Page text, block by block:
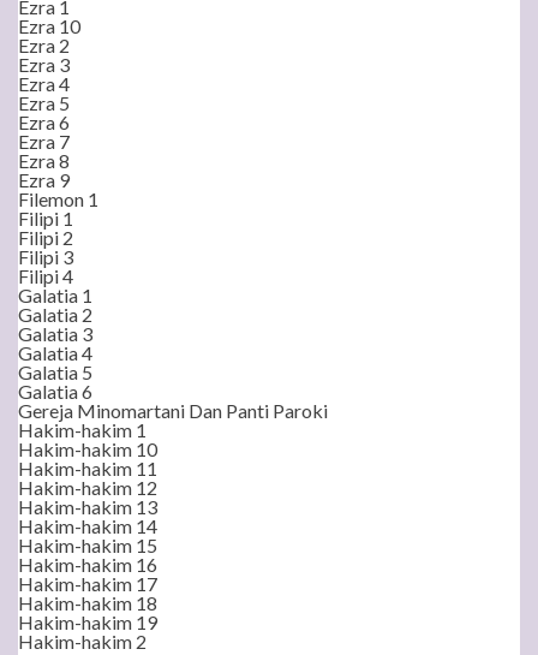
Ezra 1
Ezra 10
Ezra 2
Ezra 3
Ezra 4
Ezra 5
Ezra 6
Ezra 7
Ezra 8
Ezra 9
Filemon 1
Filipi 1
Filipi 2
Filipi 3
Filipi 4
Galatia 1
Galatia 2
Galatia 3
Galatia 4
Galatia 5
Galatia 6
Gereja Minomartani Dan Panti Paroki
Hakim-hakim 1
Hakim-hakim 10
Hakim-hakim 11
Hakim-hakim 12
Hakim-hakim 13
Hakim-hakim 14
Hakim-hakim 15
Hakim-hakim 16
Hakim-hakim 17
Hakim-hakim 18
Hakim-hakim 19
Hakim-hakim 2